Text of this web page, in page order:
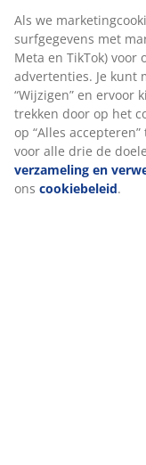
Als we
surfgegevens met
Meta en TikTok) voor
advertenties. Je kunt
“Wijzigen” en ervoor
trekken door op het
op “Alles
voor alle drie de
verzameling en
ons cookiebeleid.